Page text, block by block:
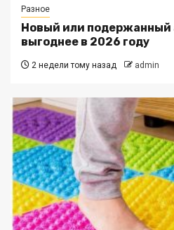
Разное
Новый или подержанный
выгоднее в 2026 году
2 недели тому назад admin